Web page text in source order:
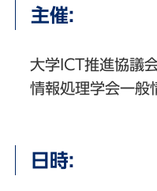
主催:
大学ICT推進協議
情報処理学会一般
日時: